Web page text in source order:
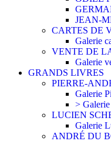
JEAN-
CARTES DE
Galerie
VENTE DE
Galerie
GRANDS LIVRES
PIERRE-
Galerie
>
LUCIEN
Galerie
ANDRÉ DU